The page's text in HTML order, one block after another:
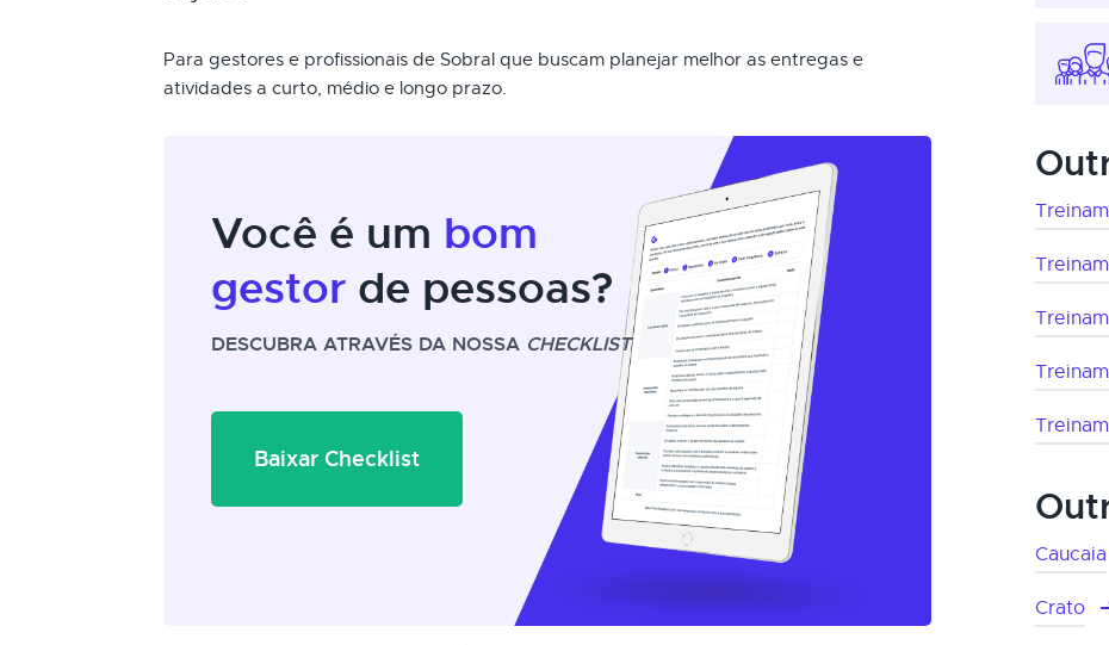
Para gestores e profissionais de Sobral que buscam planejar melhor as entregas e
atividades a curto, médio e longo prazo.
Você é um bom
gestor de pessoas?
DESCUBRA ATRAVÉS DA NOSSA CHECKLIST
Baixar Checklist
Caucaia
Crato